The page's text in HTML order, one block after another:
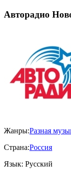
Авторадио
Жанры:Разная
Страна:Россия
Язык: Русский